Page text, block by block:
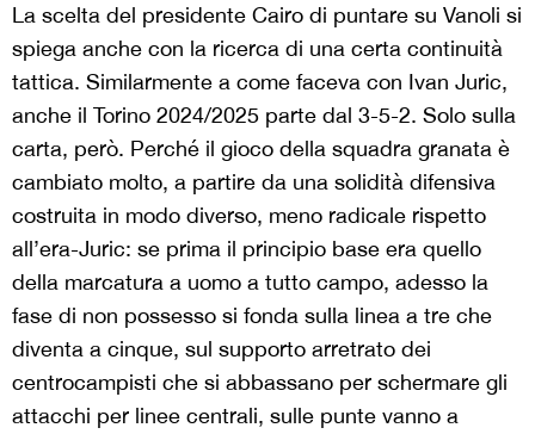
La scelta del presidente Cairo di puntare su Vanoli si
spiega anche con la ricerca di una certa continuità
tattica. Similarmente a come faceva con Ivan Juric,
anche il Torino 2024/2025 parte dal 3-5-2. Solo sulla
carta, però. Perché il gioco della squadra granata è
cambiato molto, a partire da una solidità difensiva
costruita in modo diverso, meno radicale rispetto
all’era-Juric: se prima il principio base era quello
della marcatura a uomo a tutto campo, adesso la
fase di non possesso si fonda sulla linea a tre che
diventa a cinque, sul supporto arretrato dei
centrocampisti che si abbassano per schermare gli
attacchi per linee centrali, sulle punte vanno a